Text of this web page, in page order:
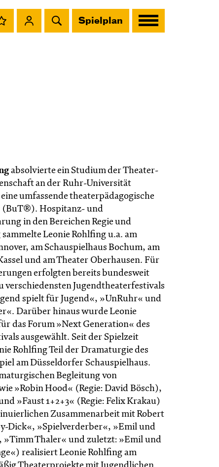
Spielplan
absolvierte ein Studium der Theater-
an der Ruhr-Universität
umfassende theaterpädagogische
(BuT®). Hospitanz- und
in den Bereichen Regie und
Leonie Rohlfing u.a. am
am Schauspielhaus Bochum, am
und am Theater Oberhausen. Für
erfolgten bereits bundesweit
verschiedensten Jugendtheaterfestivals
spielt für Jugend«, »UnRuhr« und
Darüber hinaus wurde Leonie
das Forum »Next Generation« des
ausgewählt. Seit der Spielzeit
Rohlfing Teil der Dramaturgie des
am Düsseldorfer Schauspielhaus.
Begleitung von
»Robin Hood« (Regie: David Bösch),
»Faust 1+2+3« (Regie: Felix Krakau)
Zusammenarbeit mit Robert
Dick«, »Spielverderber«, »Emil und
»Timm Thaler« und zuletzt: »Emil und
realisiert Leonie Rohlfing am